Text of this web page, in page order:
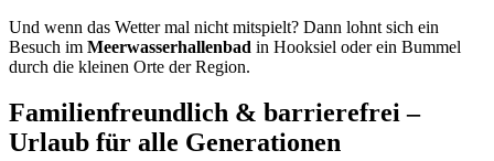
Und wenn das Wetter mal nicht mitspielt? Dann lohnt sich ein
Besuch im Meerwasserhallenbad in Hooksiel oder ein Bummel
durch die kleinen Orte der Region.
Familienfreundlich & barrierefrei –
Urlaub für alle Generationen